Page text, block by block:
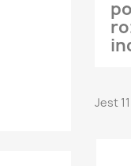
Jest